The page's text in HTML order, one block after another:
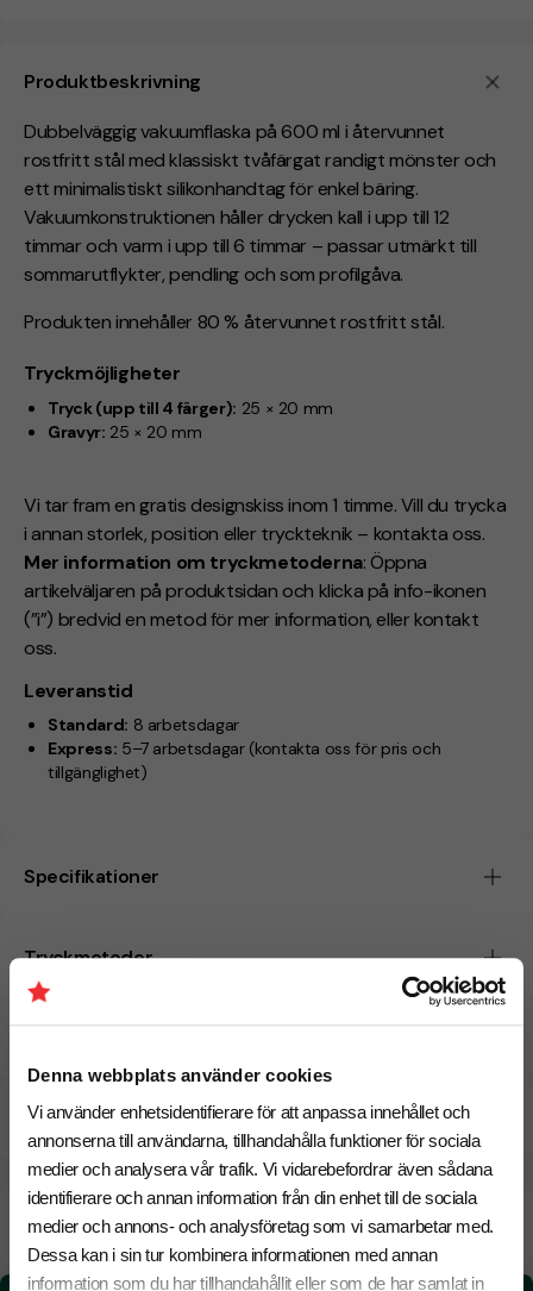
Denna webbplats använder cookies
Vi använder enhetsidentifierare för att anpassa innehållet och
annonserna till användarna, tillhandahålla funktioner för sociala
medier och analysera vår trafik. Vi vidarebefordrar även sådana
identifierare och annan information från din enhet till de sociala
medier och annons- och analysföretag som vi samarbetar med.
Dessa kan i sin tur kombinera informationen med annan
information som du har tillhandahållit eller som de har samlat in
Produktbeskrivning
Dubbelväggigvakuumflaska på 600 ml i återvunnet
rostfritt stål med klassiskt tvåfärgat randigt mönster och
ett minimalistiskt silikonhandtag för enkel bäring.
Vakuumkonstruktionen håller drycken kall i upp till 12
timmar och varm i upp till 6 timmar – passar utmärkt till
sommarutflykter, pendling och som profilgåva.
Produkten innehåller 80 % återvunnet rostfritt stål.
Tryckmöjligheter
Tryck (upp till 4 färger): 25 × 20 mm
Gravyr: 25 × 20 mm
Vi tar fram en gratis designskiss inom 1 timme. Vill du trycka
i annan storlek, position eller tryckteknik – kontakta oss.
Mer information om tryckmetoderna: Öppna
artikelväljaren på produktsidan och klicka på info-ikonen
(”i”) bredvid en metod för mer information, eller kontakt
oss.
Leveranstid
Standard: 8 arbetsdagar
Express: 5–7 arbetsdagar (kontakta oss för pris och
tillgänglighet)
Specifikationer
Tryckmetoder
CO₂e -avtryck
20 Augusti Beräknad leveranstid: 8 arbetsdagar
Snabbare leverans? Kontakta oss.